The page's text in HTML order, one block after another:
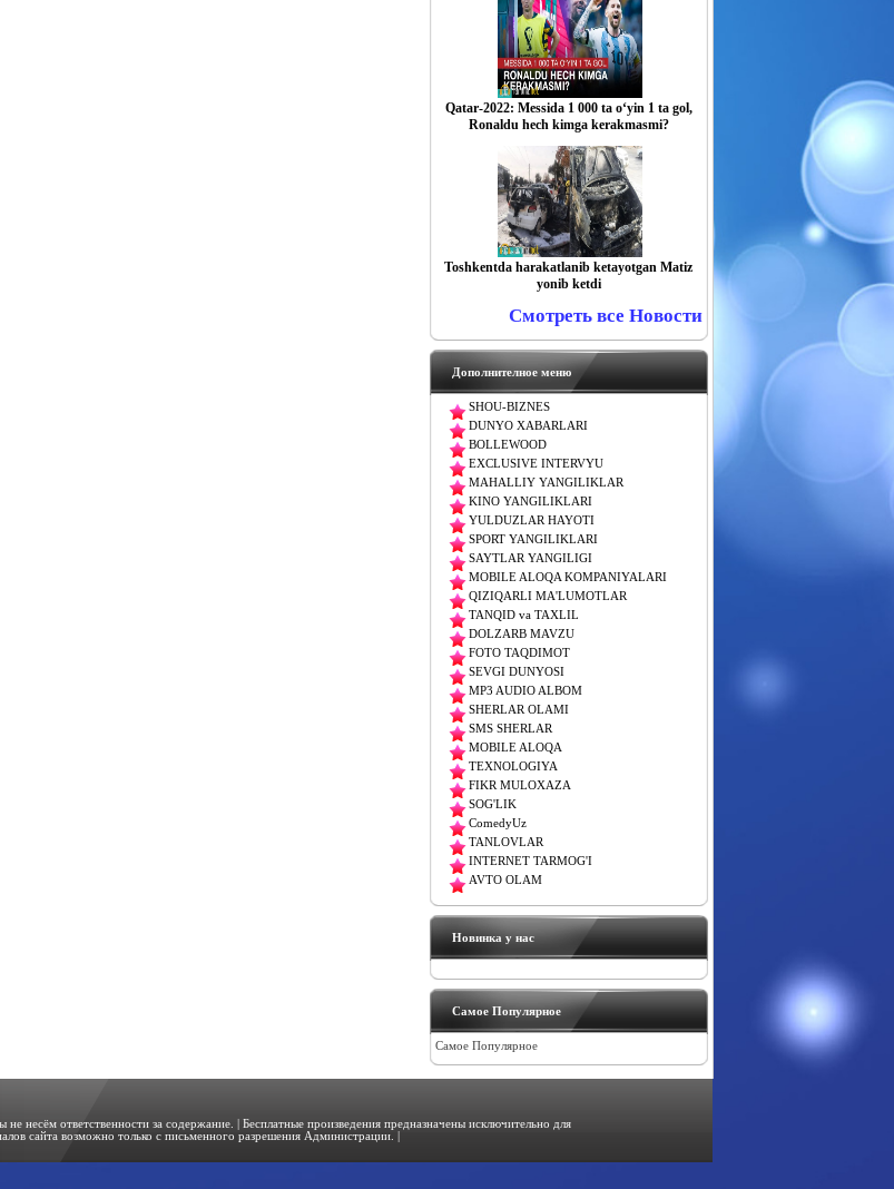
Qatar-2022: Messida 1 000 ta o‘yin 1 ta gol,
Ronaldu hech kimga kerakmasmi?
Toshkentda harakatlanib ketayotgan Matiz
yonib ketdi
Смотреть все Новости
Дополнителное меню
SHOU-BIZNES
DUNYO XABARLARI
BOLLEWOOD
EXCLUSIVE INTERVYU
MAHALLIY YANGILIKLAR
KINO YANGILIKLARI
YULDUZLAR HAYOTI
SPORT YANGILIKLARI
SAYTLAR YANGILIGI
MOBILE ALOQA KOMPANIYALARI
QIZIQARLI MA'LUMOTLAR
TANQID va TAXLIL
DOLZARB MAVZU
FOTO TAQDIMOT
SEVGI DUNYOSI
MP3 AUDIO ALBOM
SHERLAR OLAMI
SMS SHERLAR
MOBILE ALOQA
TEXNOLOGIYA
FIKR MULOXAZA
SOG'LIK
ComedyUz
TANLOVLAR
INTERNET TARMOG'I
AVTO OLAM
Новинка у нас
Самое Популярное
Самое Популярное
не несём ответственности за содержание. | Бесплатные произведения предназначены исключительно для
сайта возможно только с письменного разрешения Администрации. |